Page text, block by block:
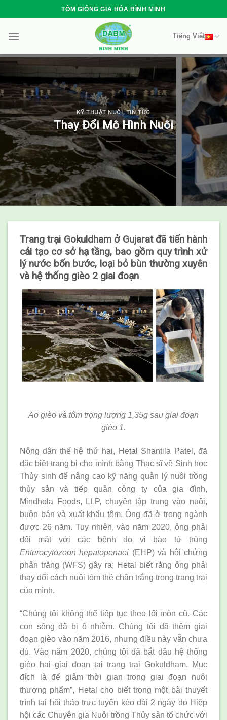
to
content
TÔM GIỐNG GIA HÓA BÌNH MINH
Tiếng Việt
KỸ THUẬT NUÔI,TIN TỨC
Thay Đổi Mô Hình Nuôi
Trang trại Gokuldham ở Gujarat đã tiến hành
cải tạo cơ sở hạ tầng, bao gồm quy trình xử
lý nước bốn bước, loại bỏ bùn thường xuyên
và hệ thống gièo 2 giai đoạn
Ao gièo và tôm trọng lượng 1,35g sau giai đoạn
gièo 1.
Nông dân thế hệ thứ hai, Hetal Shantila Patel, đã
đặc biệt trang bị cho mình bằng Thạc sĩ về Sinh học
Thủy sinh để nâng cao kỹ năng quản lý nuôi trồng
thủy sản và tiếp quản công ty của gia đình,
Mindhola Foods, LLP, chuyên tập trung vào nuôi,
buôn bán và xuất khẩu tôm. Ông đã ở trong ngành
được 26 năm. Tuy nhiên, vào năm 2020, ông phải
đối mặt với các bệnh do vi bào tử trùng
Enterocytozoon hepatopenaei (EHP) và hội chứng
phân trắng (WFS) gây ra; Hetal biết rằng ông phải
thay đổi cách nuôi tôm thẻ chân trắng trong trang trại
của mình.
“Chúng tôi không thể tiếp tục theo lối mòn cũ. Các
con sông đã bị ô nhiễm. Chúng tôi đã thêm giai
đoạn gièo vào năm 2016, nhưng điều này vẫn chưa
đủ. Vào năm 2020, chúng tôi đã bắt đầu hệ thống
gièo hai giai đoạn tại trang trại Gokuldham. Mục
đích là để giảm thời gian trong giai đoạn nuôi
thương phẩm”, Hetal cho biết trong một bài thuyết
trình tại hội thảo trực tuyến kéo dài 2 ngày do Hiệp
hội các Chuyên gia Nuôi trồng Thủy sản tổ chức với